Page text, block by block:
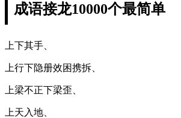
成语接龙10000个最简单
上下其手、
上行下隐册效困携拆、
上梁不正下梁歪、
上天入地、